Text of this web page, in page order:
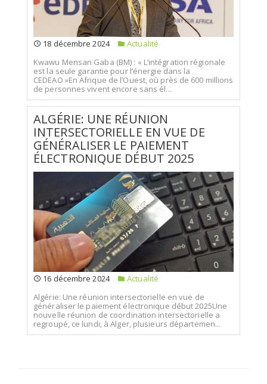
18 décembre 2024
Actualité
Kwawu Mensan Gaba (BM) : « L’intégration régionale
est la seule garantie pour l’énergie dans la
CEDEAO »En Afrique de l’Ouest, où près de 600 millions
de personnes vivent encore sans él...
ALGÉRIE: UNE RÉUNION
INTERSECTORIELLE EN VUE DE
GÉNÉRALISER LE PAIEMENT
ÉLECTRONIQUE DÉBUT 2025
16 décembre 2024
Actualité
Algérie: Une réunion intersectorielle en vue de
généraliser le paiement électronique début 2025Une
nouvelle réunion de coordination intersectorielle a
regroupé, ce lundi, à Alger, plusieurs départemen...